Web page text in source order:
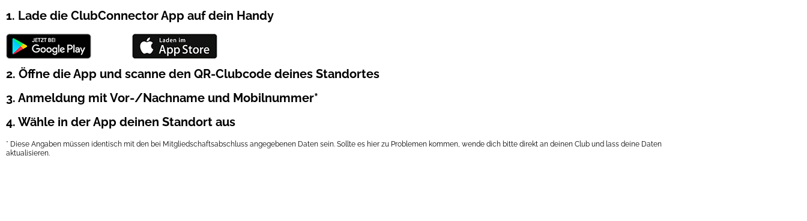
1. Lade die ClubConnector App auf dein Handy
2. Öffne die App und scanne den QR-Clubcode deines Standortes
3. Anmeldung mit Vor-/Nachname und Mobilnummer*​
4. Wähle in der App deinen Standort aus​
* Diese Angaben müssen identisch mit den bei Mitgliedschaftsabschluss angegebenen Daten sein. Sollte es hier zu Problemen kommen, wende dich bitte direkt an deinen Club und lass deine Daten
aktualisieren.